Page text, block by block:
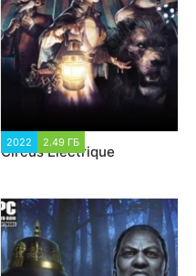
2022 2.49 ГБ
Circus Electrique